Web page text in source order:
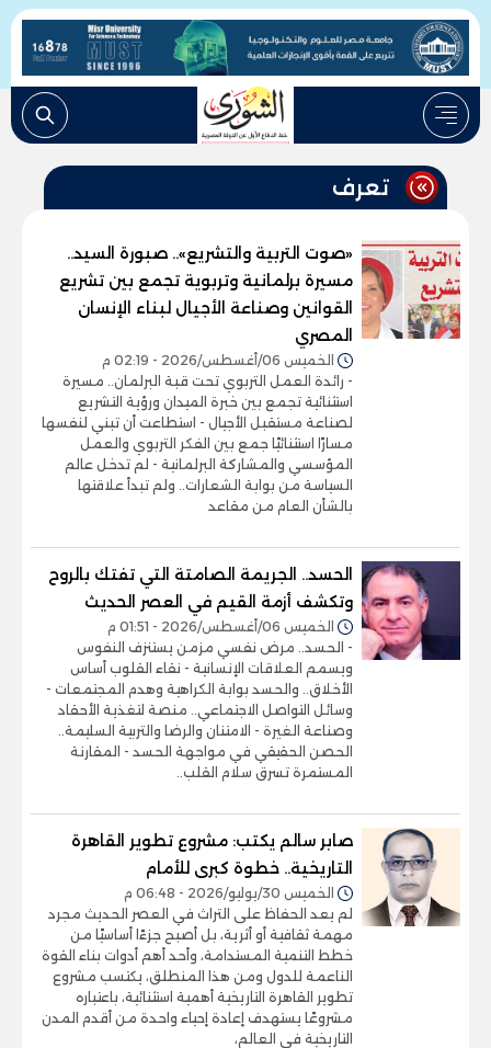
تعرف
«صوت التربية والتشريع».. صبورة السيد..
مسيرة برلمانية وتربوية تجمع بين تشريع
القوانين وصناعة الأجيال لبناء الإنسان
المصري
الخميس 06/أغسطس/2026 - 02:19 م
- رائدة العمل التربوي تحت قبة البرلمان.. مسيرة
استثنائية تجمع بين خبرة الميدان ورؤية التشريع
لصناعة مستقبل الأجيال - استطاعت أن تبني لنفسها
مسارًا استثنائيًا جمع بين الفكر التربوي والعمل
المؤسسي والمشاركة البرلمانية - لم تدخل عالم
السياسة من بوابة الشعارات.. ولم تبدأ علاقتها
بالشأن العام من مقاعد
الحسد.. الجريمة الصامتة التي تفتك بالروح
وتكشف أزمة القيم في العصر الحديث
الخميس 06/أغسطس/2026 - 01:51 م
- الحسد.. مرض نفسي مزمن يستنزف النفوس
ويسمم العلاقات الإنسانية - نقاء القلوب أساس
الأخلاق.. والحسد بوابة الكراهية وهدم المجتمعات -
وسائل التواصل الاجتماعي.. منصة لتغذية الأحقاد
وصناعة الغيرة - الامتنان والرضا والتربية السليمة..
الحصن الحقيقي في مواجهة الحسد - المقارنة
المستمرة تسرق سلام القلب..
صابر سالم يكتب: مشروع تطوير القاهرة
التاريخية.. خطوة كبرى للأمام
الخميس 30/يوليو/2026 - 06:48 م
لم يعد الحفاظ على التراث في العصر الحديث مجرد
مهمة ثقافية أو أثرية، بل أصبح جزءًا أساسيًا من
خطط التنمية المستدامة، وأحد أهم أدوات بناء القوة
الناعمة للدول ومن هذا المنطلق، يكتسب مشروع
تطوير القاهرة التاريخية أهمية استثنائية، باعتباره
مشروعًا يستهدف إعادة إحياء واحدة من أقدم المدن
التاريخية في العالم،